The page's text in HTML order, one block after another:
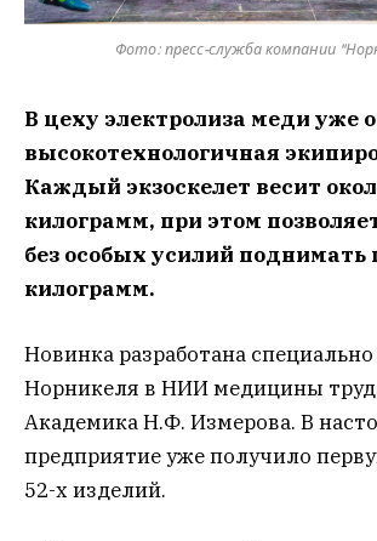
Фото: пресс-служба компании
В цеху электролиза меди уже
высокотехнологичная
Каждый экзоскелет весит
килограмм, при этом
без особых усилий поднимать
килограмм.
Новинка разработана
Норникеля в НИИ медицины
Академика Н.Ф. Измерова. В
предприятие уже получило
52-х изделий.